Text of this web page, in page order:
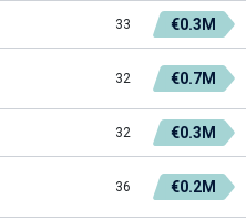
33 €0.3M
32 €0.7M
32 €0.3M
36 €0.2M